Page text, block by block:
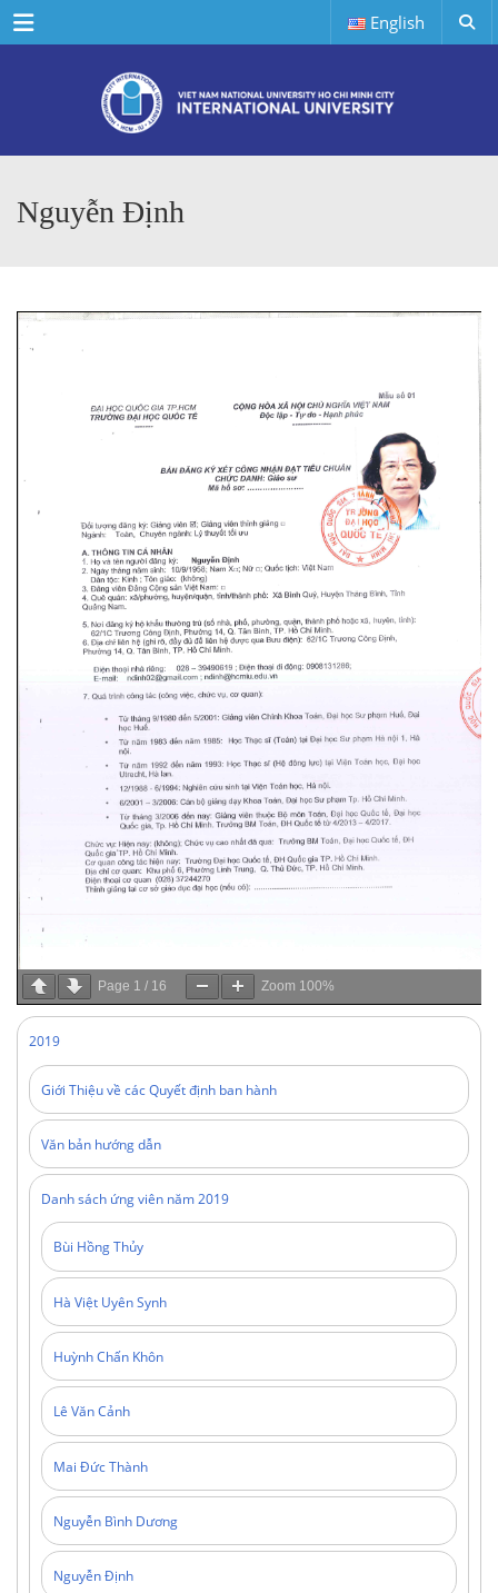
Menu English
Nguyễn Định
Page 1 / 16 Zoom 100%
2019
Giới Thiệu về các Quyết định ban hành
Văn bản hướng dẫn
Danh sách ứng viên năm 2019
Bùi Hồng Thủy
Hà Việt Uyên Synh
Huỳnh Chấn Khôn
Lê Văn Cảnh
Mai Đức Thành
Nguyễn Bình Dương
Nguyễn Định